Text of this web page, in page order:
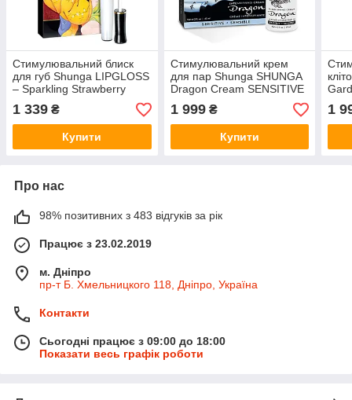
Стимулювальний блиск
для губ Shunga LIPGLOSS
– Sparkling Strawberry
Wine (10 мл), ефект
поколювання
1 339 ₴
Купити
Стимулювальний крем
для пар Shunga SHUNGA
Dragon Cream SENSITIVE
(60 мл) ніжніший ефект
1 999₴
Купити
1
Про нас
98% позитивних з 483 відгуків за рік
Працює з 23.02.2019
м. Дніпро
пр-т Б. Хмельницкого 118, Дніпро, Україна
Контакти
Сьогодні працює з 09:00 до 18:00
Показати весь графік роботи